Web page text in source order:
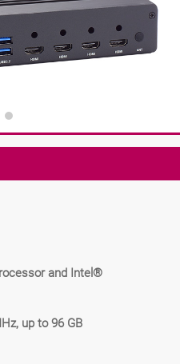
and Intel®
up to 96 GB